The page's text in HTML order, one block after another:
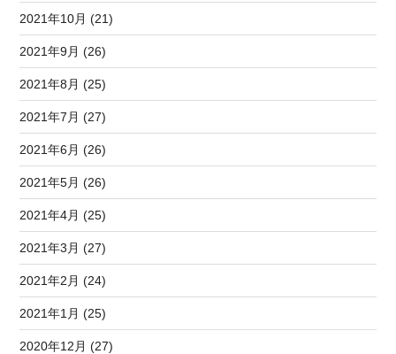
2021年10月 (21)
2021年9月 (26)
2021年8月 (25)
2021年7月 (27)
2021年6月 (26)
2021年5月 (26)
2021年4月 (25)
2021年3月 (27)
2021年2月 (24)
2021年1月 (25)
2020年12月 (27)